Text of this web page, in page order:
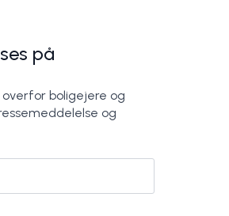
på
boligejere og
og